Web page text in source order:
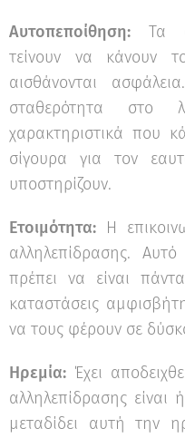
δυνατότητες
Αυτοπεποίθηση: Τα
τείνουν να κάνουν
αισθάνονται
σταθερότητα στο
χαρακτηριστικά που
σίγουρα για τον
υποστηρίζουν.
Ετοιμότητα: Η
αλληλεπίδρασης.
πρέπει να είναι
καταστάσεις
να τους φέρουν σε
Ηρεμία: Έχει
αλληλεπίδρασης είναι
μεταδίδει αυτή την